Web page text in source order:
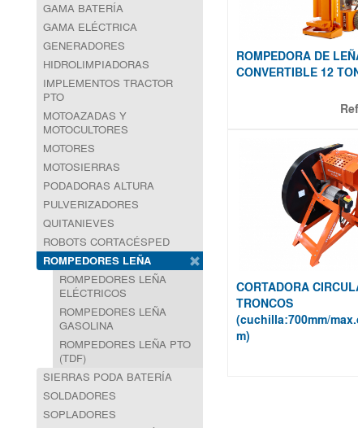
GAMA BATERÍA
GAMA ELÉCTRICA
GENERADORES
HIDROLIMPIADORAS
IMPLEMENTOS TRACTOR
PTO
MOTOAZADAS Y
MOTOCULTORES
MOTORES
MOTOSIERRAS
PODADORAS ALTURA
PULVERIZADORES
QUITANIEVES
ROBOTS CORTACÉSPED
ROMPEDORES LEÑA
ROMPEDORES LEÑA
ELÉCTRICOS
ROMPEDORES LEÑA
GASOLINA
ROMPEDORES LEÑA PTO
(TDF)
SIERRAS PODA BATERÍA
SOLDADORES
SOPLADORES
ROMPEDORA DE
CONVERTIBLE 12
CORTADORA
TRONCOS
(cuchilla:700mm/
m)